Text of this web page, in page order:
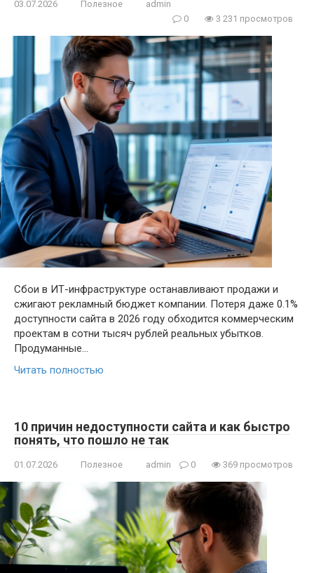
03.07.2026 Полезное
admin
0
3 231 просмотров
Сбои в ИТ-инфраструктуре останавливают продажи и
сжигают рекламный бюджет компании. Потеря даже 0.1%
доступности сайта в 2026 году обходится коммерческим
проектам в сотни тысяч рублей реальных убытков.
Продуманные…
Читать полностью
10 причин недоступности сайта и как быстро
понять, что пошло не так
01.07.2026 Полезное admin 0 369 просмотров